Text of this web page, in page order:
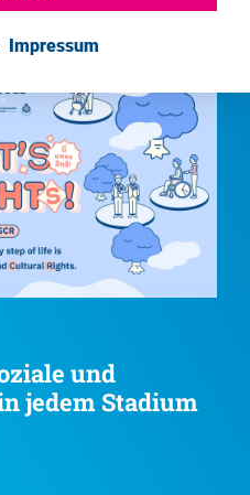
und
jedem Stadium
Impressum